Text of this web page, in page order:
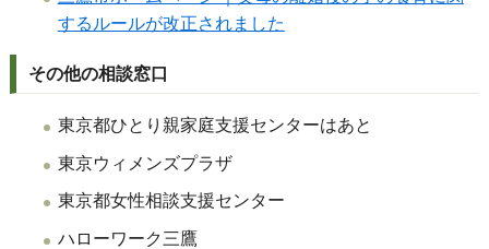
するルールが改正されました
その他の相談窓口
東京都ひとり親家庭支援センターはあと
東京ウィメンズプラザ
東京都女性相談支援センター
ハローワーク三鷹